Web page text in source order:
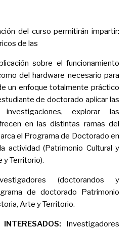
del curso permitirán impartir:
de las
sobre el funcionamiento
del hardware necesario para
un enfoque totalmente práctico
de doctorado aplicar las
explorar las
en las distintas ramas del
el Programa de Doctorado en
actividad (Patrimonio Cultural y
y Territorio).
(doctorandos y
de doctorado Patrimonio
Arte y Territorio.
Investigadores